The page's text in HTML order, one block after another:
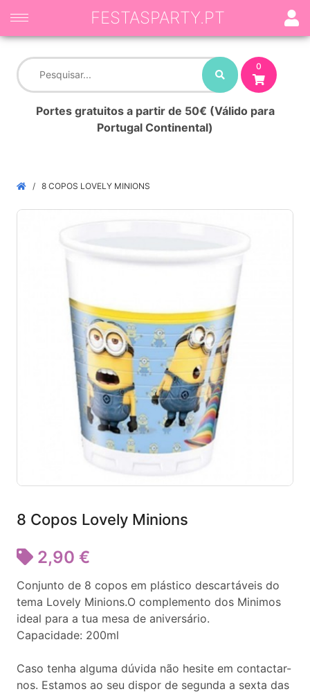
0
Portes gratuitos a partir de 50€ (Válido para
Portugal Continental)
FESTASPARTY.PT
8 COPOS LOVELY MINIONS
8 Copos Lovely Minions
2,90 €
Conjunto de 8 copos em plástico descartáveis do
tema Lovely Minions.O complemento dos Minimos
ideal para a tua mesa de aniversário.
Capacidade: 200ml
Caso tenha alguma dúvida não hesite em contactar-
nos. Estamos ao seu dispor de segunda a sexta das